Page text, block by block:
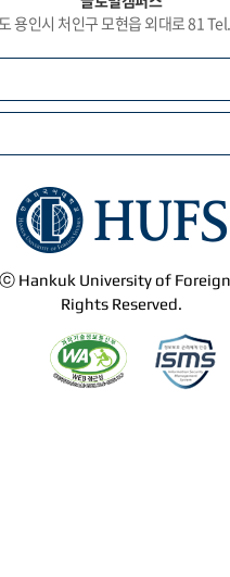
용인시 처인구 모현읍 외대로 81
Hankuk University of
Rights Reserved.